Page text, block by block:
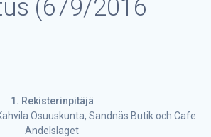
(679/2016
1. Rekisterinpitäjä
Osuuskunta, Sandnäs Butik och Cafe
Andelslaget